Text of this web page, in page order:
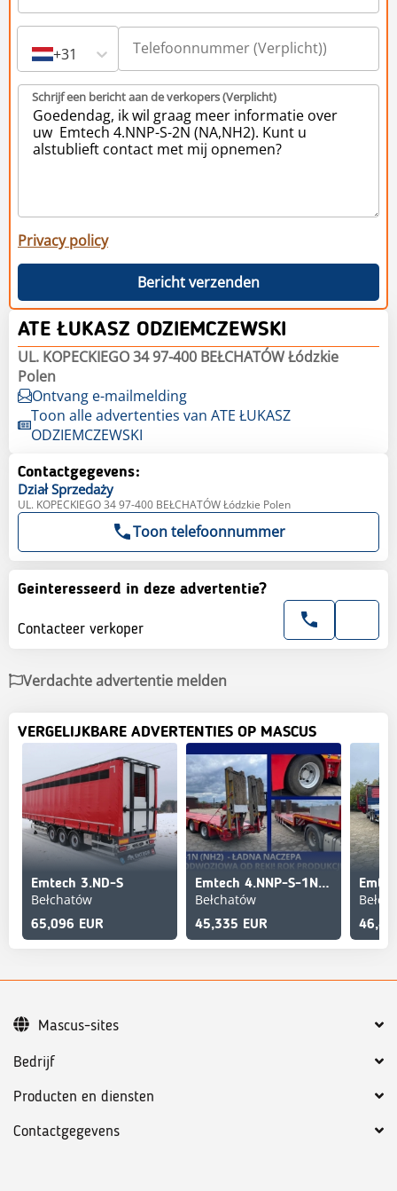
+31
Schrijf een bericht aan de verkopers (Verplicht)
Privacy policy
Bericht verzenden
ATE ŁUKASZ ODZIEMCZEWSKI
UL. KOPECKIEGO 34 97-400 BEŁCHATÓW Łódzkie
Polen
Ontvang e-mailmelding
Toon alle advertenties van ATE ŁUKASZ
ODZIEMCZEWSKI
Contactgegevens:
Dział Sprzedaży
UL. KOPECKIEGO 34 97-400 BEŁCHATÓW Łódzkie Polen
Toon telefoonnummer
Geinteresseerd in deze advertentie?
Contacteer verkoper
Verdachte advertentie melden
VERGELIJKBARE ADVERTENTIES OP MASCUS
Emtech 3.ND-S
Bełchatów
65,096 EUR
Emtech 4.NNP-S-1N (NH2)
Bełchatów
45,335 EUR
Bedrijf
Producten en diensten
Contactgegevens
Mascus-sites